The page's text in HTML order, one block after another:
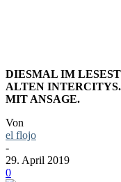
DIESMAL IM
ALTEN
MIT ANSAGE.
Von
el flojo
-
29. April 2019
0